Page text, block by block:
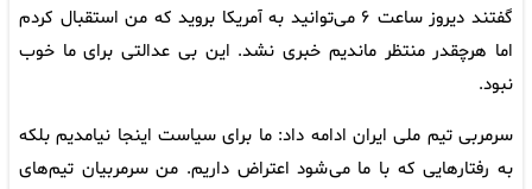
گفتند دیروز ساعت ۶ می‌توانید به آمریکا بروید که من استقبال کردم
اما هرچقدر منتظر ماندیم خبری نشد. این بی عدالتی برای ما خوب
نبود.
سرمربی تیم ملی ایران ادامه داد: ما برای سیاست اینجا نیامدیم بلکه
به رفتارهایی که با ما می‌شود اعتراض داریم. من سرمربیان تیم‌های